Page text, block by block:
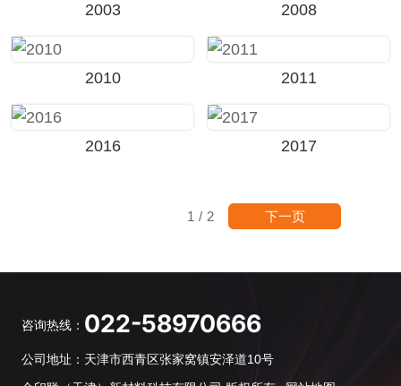
2003 2008
2010 2011
2016 2017
1 / 2 下一页
咨询热线： 022-58970666
公司地址：天津市西青区张家窝镇安泽道10号